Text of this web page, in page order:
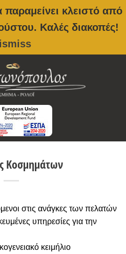
κλειστό από
Καλές διακοπές!
Κοσμημάτων
στις ανάγκες των πελατών
υπηρεσίες για την
κειμήλιο